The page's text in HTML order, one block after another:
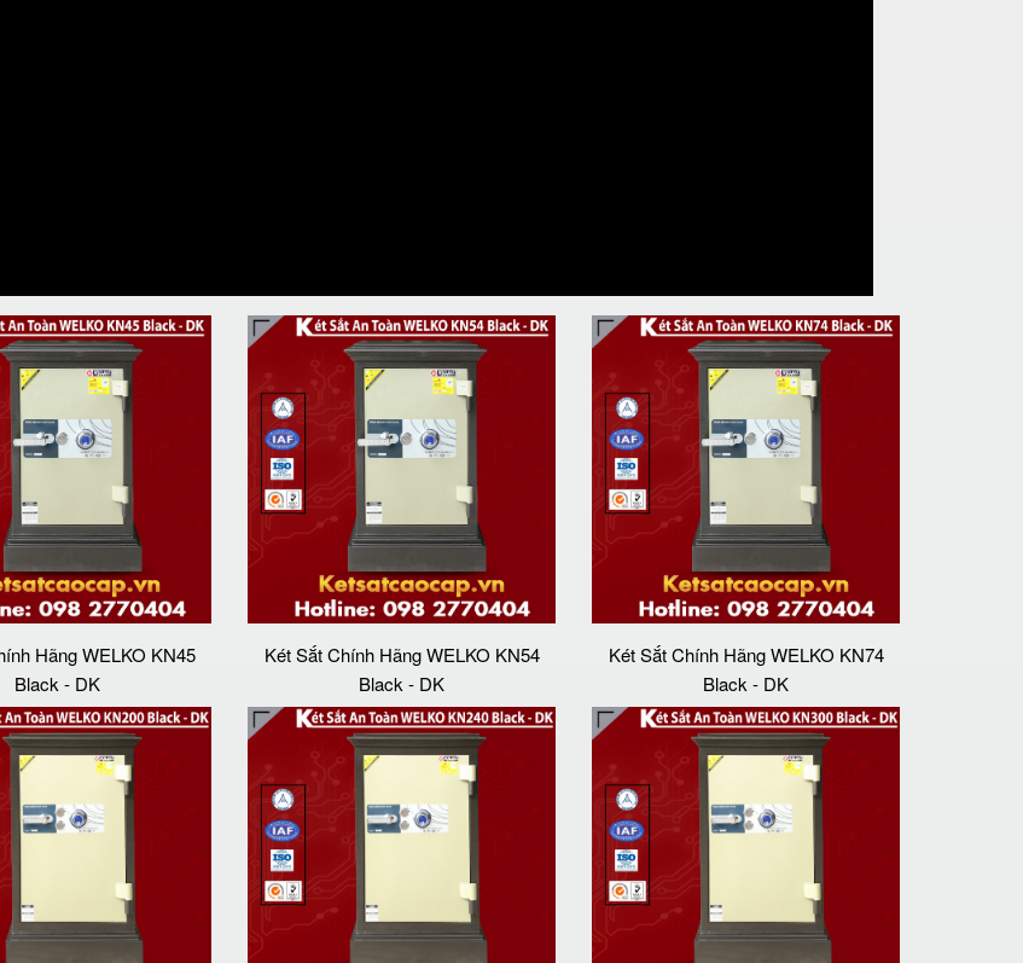
Hãng WELKO KN45
Black - DK
Két Sắt Chính Hãng WELKO KN54
Black - DK
Két Sắt Chính Hãng WELKO KN74
Black - DK